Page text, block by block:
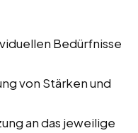
Bedürfnisse
von Stärken und
an das jeweilige